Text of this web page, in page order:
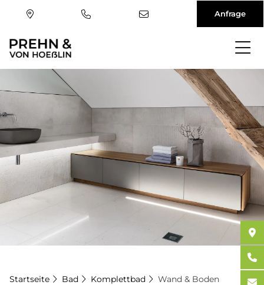
Inhalt
Anfrage
Startseite Bad Komplettbad Wand & Boden